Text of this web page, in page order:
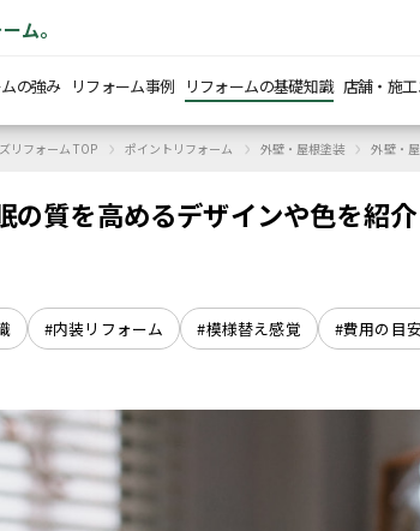
ム。
の強み リフォーム事例 リフォームの基礎知識 店舗・施
リフォーム TOP › ポイントリフォーム › 外壁・屋根塗装 › 外壁・
の質を高めるデザインや色を紹介
#内装リフォーム #模様替え感覚 #費用の目安